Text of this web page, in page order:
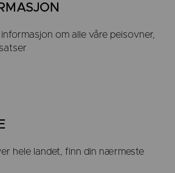
om alle våre peisovner,
hele landet, finn din nærmeste